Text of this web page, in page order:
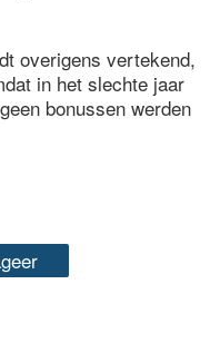
overigens vertekend,
in het slechte jaar
bonussen werden